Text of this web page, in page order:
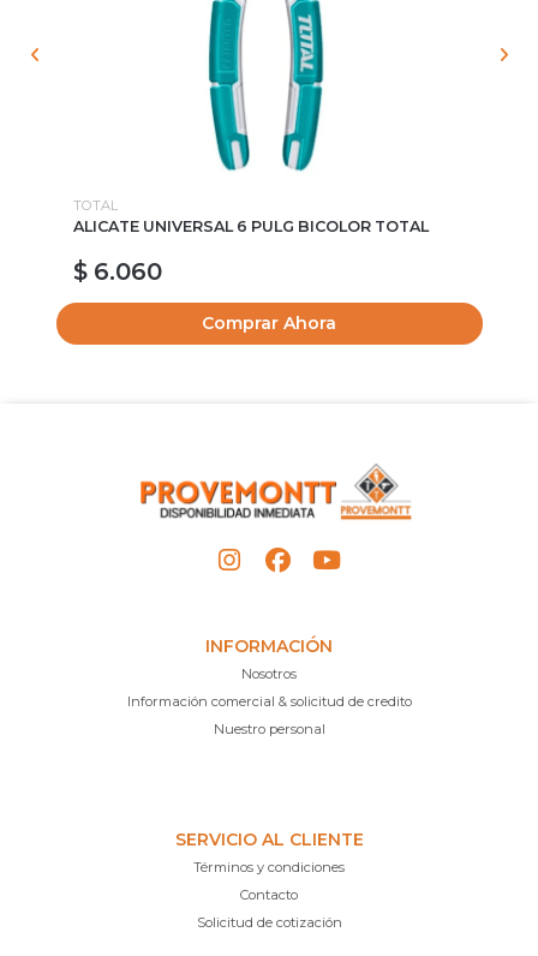
TOTAL
ALICATE UNIVERSAL 6 PULG BICOLOR TOTAL
$ 6.060
Comprar Ahora
INFORMACIÓN
Nosotros
Información comercial & solicitud de credito
Nuestro personal
SERVICIO AL CLIENTE
Términos y condiciones
Contacto
Solicitud de cotización